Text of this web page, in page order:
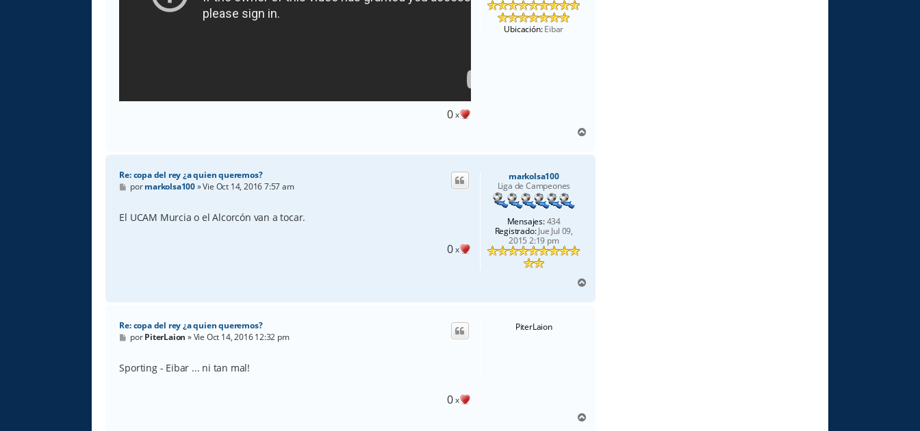
Ubicación:Eibar
0x
r
markolsa100
Liga de Campeones
Mensajes:434
Registrado:Jue Jul 09,
2015 2:19 pm
Re: copa del rey ¿a quien queremos?
M
e
s
a
pormarkolsa100»Vie Oct 14, 2016 7:57 am
El UCAM Murcia o el Alcorcón van a tocar.
0x
r
PiterLaion
Re: copa del rey ¿a quien queremos?
M
e
s
a
porPiterLaion »Vie Oct 14, 2016 12:32 pm
Sporting - Eibar ... ni tan mal!
0x